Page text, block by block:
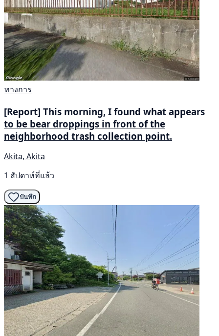
ทางการ
[Report] This morning, I found what appears
to be bear droppings in front of the
neighborhood trash collection point.
Akita, Akita
1 สัปดาห์ที่แล้ว
บันทึก